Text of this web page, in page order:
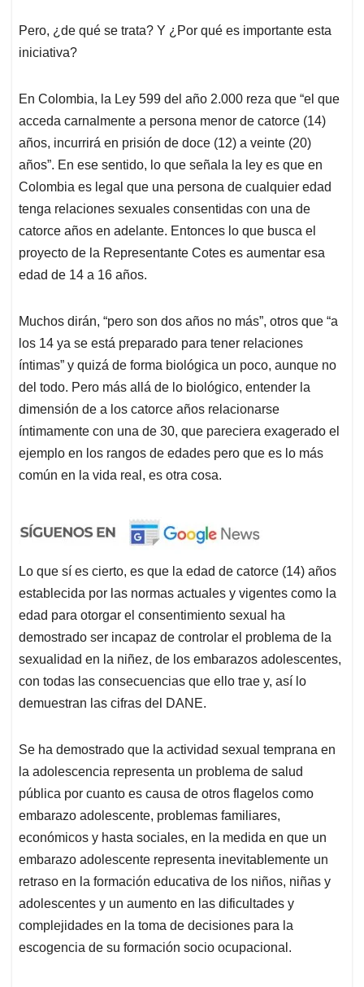
Pero, ¿de qué se trata? Y ¿Por qué es importante esta
iniciativa?
En Colombia, la Ley 599 del año 2.000 reza que “el que
acceda carnalmente a persona menor de catorce (14)
años, incurrirá en prisión de doce (12) a veinte (20)
años”. En ese sentido, lo que señala la ley es que en
Colombia es legal que una persona de cualquier edad
tenga relaciones sexuales consentidas con una de
catorce años en adelante. Entonces lo que busca el
proyecto de la Representante Cotes es aumentar esa
edad de 14 a 16 años.
Muchos dirán, “pero son dos años no más”, otros que “a
los 14 ya se está preparado para tener relaciones
íntimas” y quizá de forma biológica un poco, aunque no
del todo. Pero más allá de lo biológico, entender la
dimensión de a los catorce años relacionarse
íntimamente con una de 30, que pareciera exagerado el
ejemplo en los rangos de edades pero que es lo más
común en la vida real, es otra cosa.
Lo que sí es cierto, es que la edad de catorce (14) años
establecida por las normas actuales y vigentes como la
edad para otorgar el consentimiento sexual ha
demostrado ser incapaz de controlar el problema de la
sexualidad en la niñez, de los embarazos adolescentes,
con todas las consecuencias que ello trae y, así lo
demuestran las cifras del DANE.
Se ha demostrado que la actividad sexual temprana en
la adolescencia representa un problema de salud
pública por cuanto es causa de otros flagelos como
embarazo adolescente, problemas familiares,
económicos y hasta sociales, en la medida en que un
embarazo adolescente representa inevitablemente un
retraso en la formación educativa de los niños, niñas y
adolescentes y un aumento en las dificultades y
complejidades en la toma de decisiones para la
escogencia de su formación socio ocupacional.